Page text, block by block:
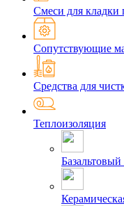
Смеси для кладки
Сопутствующие
Средства для
Теплоизоляция
Базальтовый